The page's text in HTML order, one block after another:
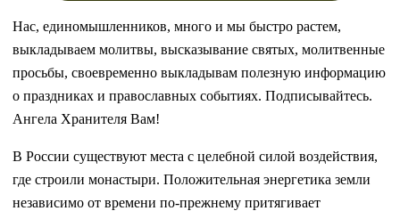
Нас, единомышленников, много и мы быстро растем,
выкладываем молитвы, высказывание святых, молитвенные
просьбы, своевременно выкладывам полезную информацию
о праздниках и православных событиях. Подписывайтесь.
Ангела Хранителя Вам!
В России существуют места с целебной силой воздействия,
где строили монастыри. Положительная энергетика земли
независимо от времени по-прежнему притягивает